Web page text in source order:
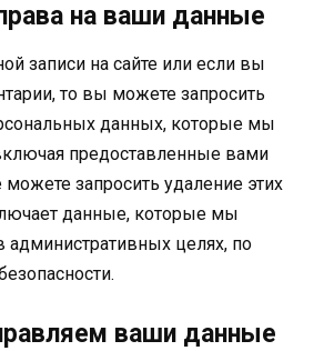
на ваши данные
записи на сайте или если вы
то вы можете запросить
данных, которые мы
предоставленные вами
запросить удаление этих
данные, которые мы
административных целях, по
ваши данные